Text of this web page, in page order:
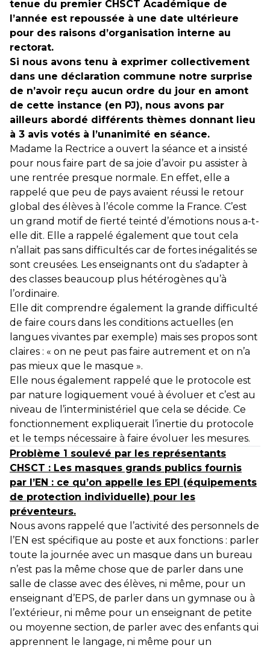
tenue du premier CHSCT Académique de
l’année est repoussée à une date ultérieure
pour des raisons d’organisation interne au
rectorat.
Si nous avons tenu à exprimer collectivement
dans une déclaration commune notre surprise
de n’avoir reçu aucun ordre du jour en amont
de cette instance (en PJ), nous avons par
ailleurs abordé différents thèmes donnant lieu
à 3 avis votés à l’unanimité en séance.
Madame la Rectrice a ouvert la séance et a insisté
pour nous faire part de sa joie d’avoir pu assister à
une rentrée presque normale. En effet, elle a
rappelé que peu de pays avaient réussi le retour
global des élèves à l’école comme la France. C’est
un grand motif de fierté teinté d’émotions nous a-t-
elle dit. Elle a rappelé également que tout cela
n’allait pas sans difficultés car de fortes inégalités se
sont creusées. Les enseignants ont du s’adapter à
des classes beaucoup plus hétérogènes qu’à
l’ordinaire.
Elle dit comprendre également la grande difficulté
de faire cours dans les conditions actuelles (en
langues vivantes par exemple) mais ses propos sont
claires : « on ne peut pas faire autrement et on n’a
pas mieux que le masque ».
Elle nous également rappelé que le protocole est
par nature logiquement voué à évoluer et c’est au
niveau de l’interministériel que cela se décide. Ce
fonctionnement expliquerait l’inertie du protocole
et le temps nécessaire à faire évoluer les mesures.
Problème 1 soulevé par les représentants
CHSCT : Les masques grands publics fournis
par l’EN : ce qu’on appelle les EPI (équipements
de protection individuelle) pour les
préventeurs.
Nous avons rappelé que l’activité des personnels de
l’EN est spécifique au poste et aux fonctions : parler
toute la journée avec un masque dans un bureau
n’est pas la même chose que de parler dans une
salle de classe avec des élèves, ni même, pour un
enseignant d’EPS, de parler dans un gymnase ou à
l’extérieur, ni même pour un enseignant de petite
ou moyenne section, de parler avec des enfants qui
apprennent le langage, ni même pour un